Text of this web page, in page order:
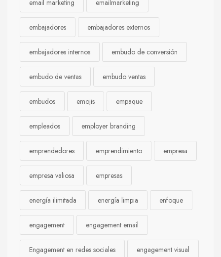
email marketing emailmarketing
embajadores embajadores externos
embajadores internos embudo de conversión
embudo de ventas embudo ventas
embudos emojis empaque
empleados employer branding
emprendedores emprendimiento empresa
empresa valiosa empresas
energía ilimitada energía limpia enfoque
engagement engagement email
Engagement en redes sociales engagement visual